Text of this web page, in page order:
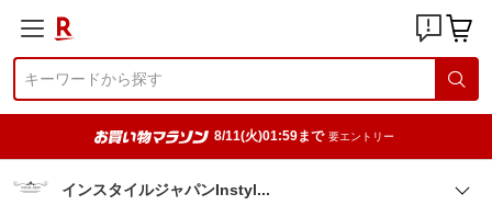
8/11(火)01:59まで 要エントリー
インスタイルジャパンInstyl